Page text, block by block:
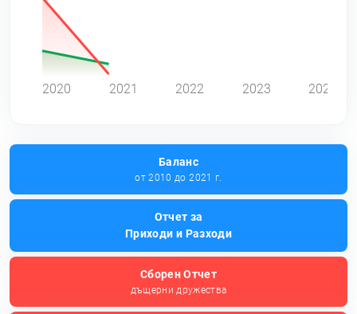
2020 2021 2022 2023 2024
Баланс
от 2010 до 2021 г.
Отчет за
Приходи и Разходи
Сборен Отчет
дъщерни дружества